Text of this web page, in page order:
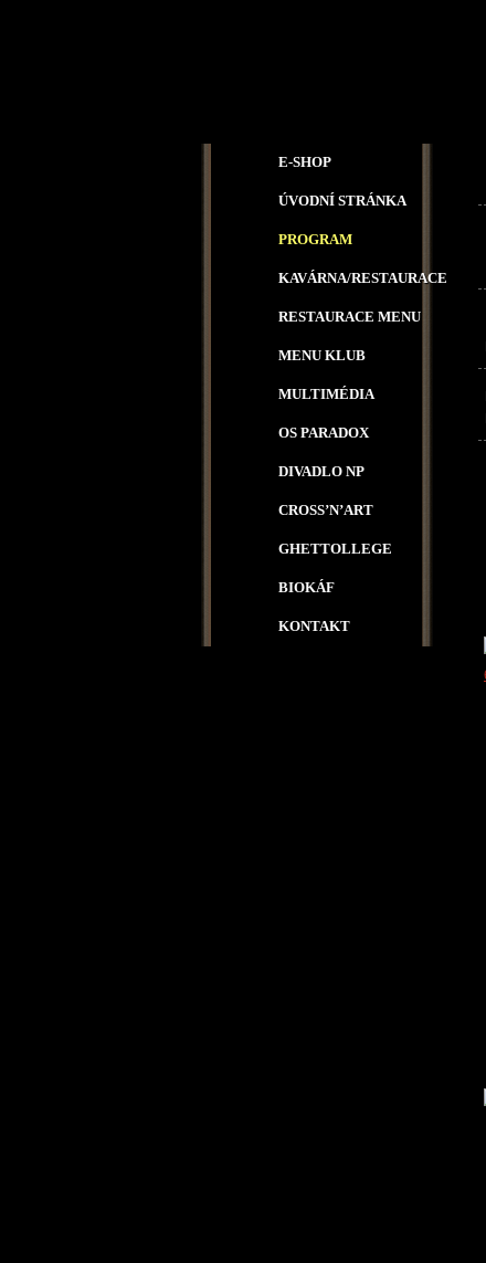
E-SHOP
ÚVODNÍ STRÁNKA
PROGRAM
KAVÁRNA/RESTAURACE
RESTAURACE MENU
MENU KLUB
MULTIMÉDIA
OS PARADOX
DIVADLO NP
CROSS’N’ART
GHETTOLLEGE
BIOKÁF
KONTAKT